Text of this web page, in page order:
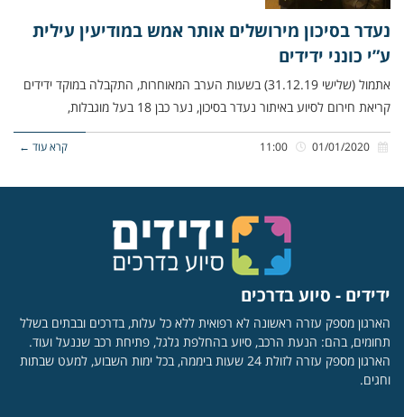
נעדר בסיכון מירושלים אותר אמש במודיעין עילית
ע”י כונני ידידים
אתמול (שלישי 31.12.19) בשעות הערב המאוחרות, התקבלה במוקד ידידים
קריאת חירום לסיוע באיתור נעדר בסיכון, נער כבן 18 בעל מוגבלות,
קרא עוד ←
ידידים - סיוע בדרכים
הארגון מספק עזרה ראשונה לא רפואית ללא כל עלות, בדרכים ובבתים בשלל
תחומים, בהם: הנעת הרכב, סיוע בהחלפת גלגל, פתיחת רכב שננעל ועוד.
הארגון מספק עזרה לזולת 24 שעות ביממה, בכל ימות השבוע, למעט שבתות
וחגים.